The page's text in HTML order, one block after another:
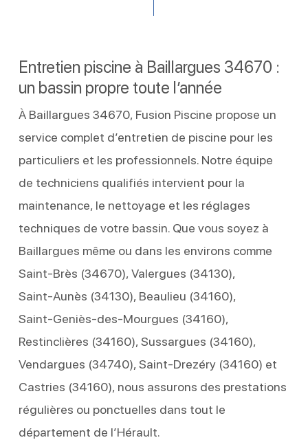
Entretien piscine à Baillargues 34670 :
un bassin propre toute l’année
À Baillargues 34670, Fusion Piscine propose un
service complet d’entretien de piscine pour les
particuliers et les professionnels. Notre équipe
de techniciens qualifiés intervient pour la
maintenance, le nettoyage et les réglages
techniques de votre bassin. Que vous soyez à
Baillargues même ou dans les environs comme
Saint‑Brès (34670), Valergues (34130),
Saint‑Aunès (34130), Beaulieu (34160),
Saint‑Geniès‑des‑Mourgues (34160),
Restinclières (34160), Sussargues (34160),
Vendargues (34740), Saint‑Drezéry (34160) et
Castries (34160), nous assurons des prestations
régulières ou ponctuelles dans tout le
département de l’Hérault.